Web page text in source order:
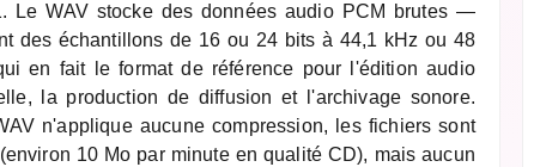
Le WAV stocke des données audio PCM brutes —
des échantillons de 16 ou 24 bits à 44,1 kHz ou 48
en fait le format de référence pour l'édition audio
la production de diffusion et l'archivage sonore.
n'applique aucune compression, les fichiers sont
10 Mo par minute en qualité CD), mais aucun